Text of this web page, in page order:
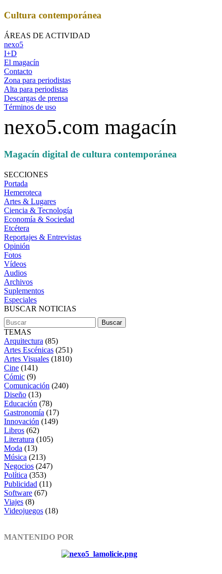
Cultura contemporánea
ÁREAS DE ACTIVIDAD
nexo5
I+D
El magacín
Contacto
Zona para periodistas
Alta para periodistas
Descargas de prensa
Términos de uso
nexo5.com magacín
Magacín digital de cultura contemporánea
SECCIONES
Portada
Hemeroteca
Artes & Lugares
Ciencia & Tecnología
Economía & Sociedad
Etcétera
Reportajes & Entrevistas
Opinión
Fotos
Vídeos
Audios
Archivos
Suplementos
Especiales
BUSCAR NOTICIAS
TEMAS
Arquitectura (85)
Artes Escénicas (251)
Artes Visuales (1810)
Cine (141)
Cómic (9)
Comunicación (240)
Diseño (13)
Educación (78)
Gastronomía (17)
Innovación (149)
Libros (62)
Literatura (105)
Moda (13)
Música (213)
Negocios (247)
Política (353)
Publicidad (11)
Software (67)
Viajes (8)
Videojuegos (18)
MANTENIDO POR